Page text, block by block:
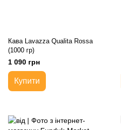
Кава Lavazza Qualita Rossa
(1000 гр)
1 090 грн
Купити